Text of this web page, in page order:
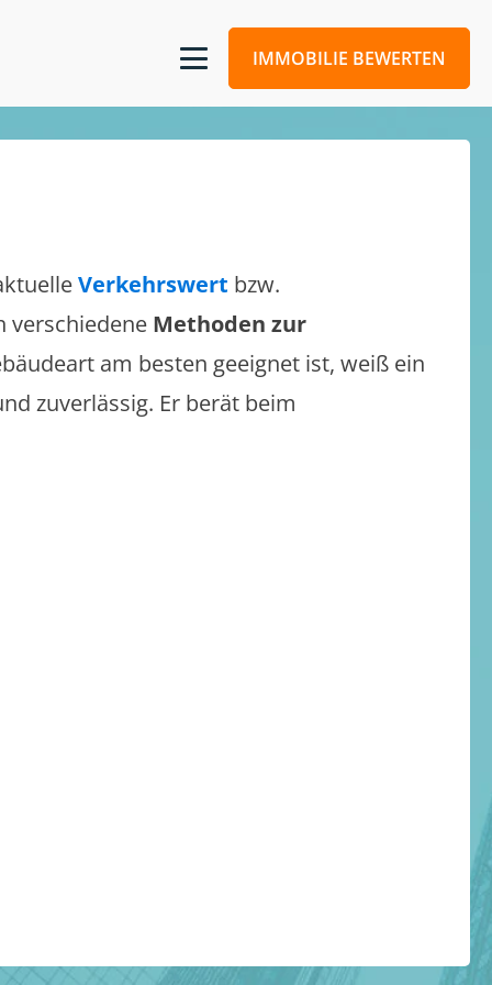
IMMOBILIE BEWERTEN
Verkehrswert bzw.
verschiedene Methoden zur
am besten geeignet ist, weiß ein
zuverlässig. Er berät beim